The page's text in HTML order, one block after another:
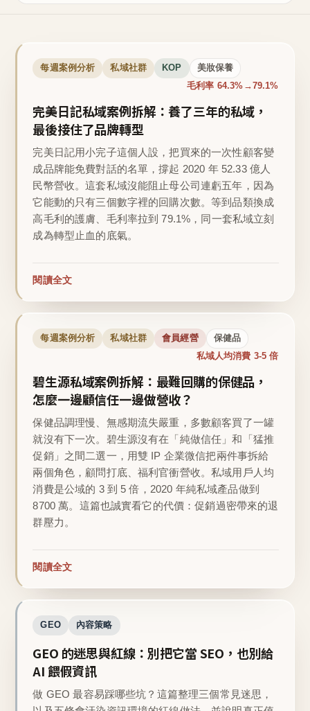
每週案例分析 私域社群 KOP 美妝保養
毛利率 64.3%→79.1%
完美日記私域案例拆解：養了三年的私域，
最後接住了品牌轉型
完美日記用小完子這個人設，把買來的一次性顧客變
成品牌能免費對話的名單，撐起 2020 年 52.33 億人
民幣營收。這套私域沒能阻止母公司連虧五年，因為
它能動的只有三個數字裡的回購次數。等到品類換成
高毛利的護膚、毛利率拉到 79.1%，同一套私域立刻
成為轉型止血的底氣。
閱讀全文
每週案例分析 私域社群 會員經營 保健品
私域人均消費 3-5 倍
碧生源私域案例拆解：最難回購的保健品，
怎麼一邊顧信任一邊做營收？
保健品調理慢、無感期流失嚴重，多數顧客買了一罐
就沒有下一次。碧生源沒有在「純做信任」和「猛推
促銷」之間二選一，用雙 IP 企業微信把兩件事拆給
兩個角色，顧問打底、福利官衝營收。私域用戶人均
消費是公域的 3 到 5 倍，2020 年純私域產品做到
8700 萬。這篇也誠實看它的代價：促銷過密帶來的退
群壓力。
閱讀全文
GEO 內容策略
GEO 的迷思與紅線：別把它當 SEO，也別給
AI 餵假資訊
做 GEO 最容易踩哪些坑？這篇整理三個常見迷思，